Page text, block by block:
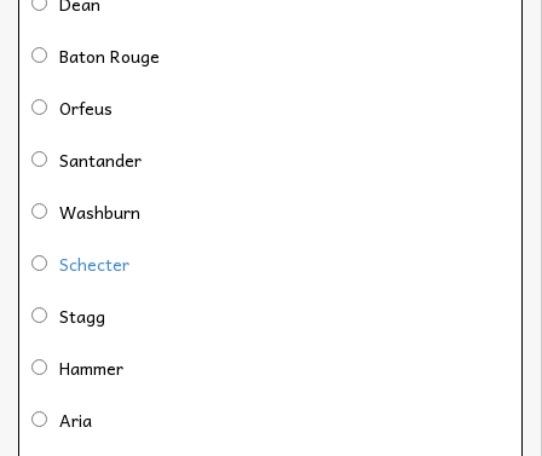
Baton Rouge
Orfeus
Santander
Washburn
Schecter
Stagg
Hammer
Aria